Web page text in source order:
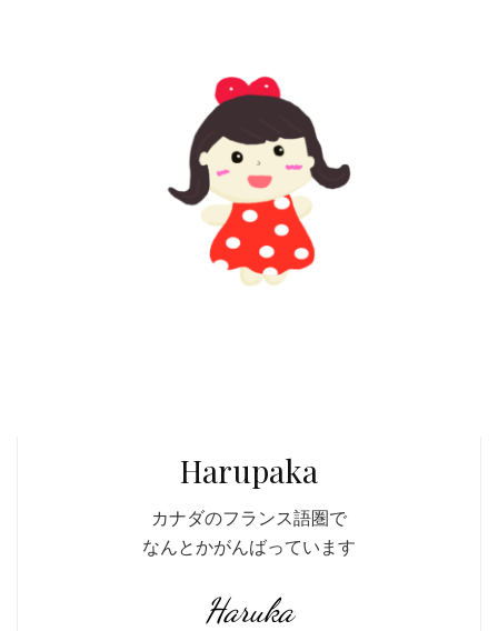
Harupaka
カナダのフランス語圏で
なんとかがんばっています
Haruka